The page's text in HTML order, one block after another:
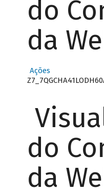
do
da
Ações
do
da